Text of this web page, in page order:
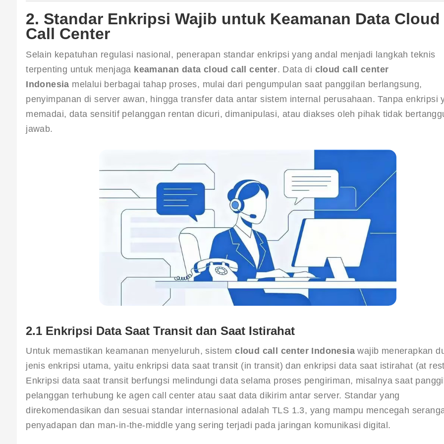
2. Standar Enkripsi Wajib untuk Keamanan Data Cloud
Call Center
Selain kepatuhan regulasi nasional, penerapan standar enkripsi yang andal menjadi langkah teknis
terpenting untuk menjaga keamanan data cloud call center. Data di cloud call center
Indonesia melalui berbagai tahap proses, mulai dari pengumpulan saat panggilan berlangsung,
penyimpanan di server awan, hingga transfer data antar sistem internal perusahaan. Tanpa enkripsi
memadai, data sensitif pelanggan rentan dicuri, dimanipulasi, atau diakses oleh pihak tidak
jawab.
2.1 Enkripsi Data Saat Transit dan Saat Istirahat
Untuk memastikan keamanan menyeluruh, sistem cloud call center Indonesia wajib menerapkan
jenis enkripsi utama, yaitu enkripsi data saat transit (in transit) dan enkripsi data saat istirahat (at
Enkripsi data saat transit berfungsi melindungi data selama proses pengiriman, misalnya saat
pelanggan terhubung ke agen call center atau saat data dikirim antar server. Standar yang
direkomendasikan dan sesuai standar internasional adalah TLS 1.3, yang mampu mencegah
penyadapan dan man-in-the-middle yang sering terjadi pada jaringan komunikasi digital.